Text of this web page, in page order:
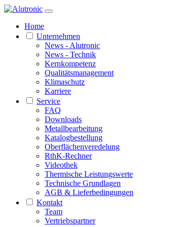
Home
Unternehmen
News - Alutronic
News - Technik
Kernkompetenz
Qualitätsmanagement
Klimaschutz
Karriere
Service
FAQ
Downloads
Metallbearbeitung
Katalogbestellung
Oberflächenveredelung
RthK-Rechner
Videothek
Thermische Leistungswerte
Technische Grundlagen
AGB & Lieferbedingungen
Kontakt
Team
Vertriebspartner
1 / 2